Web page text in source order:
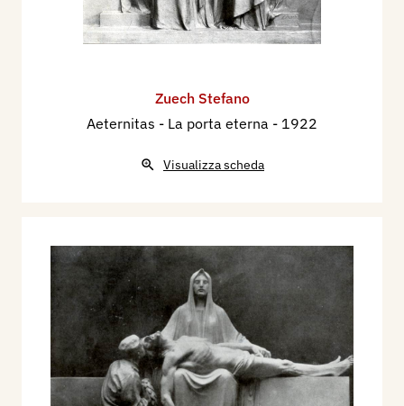
Zuech Stefano
Aeternitas - La porta eterna - 1922
Visualizza scheda